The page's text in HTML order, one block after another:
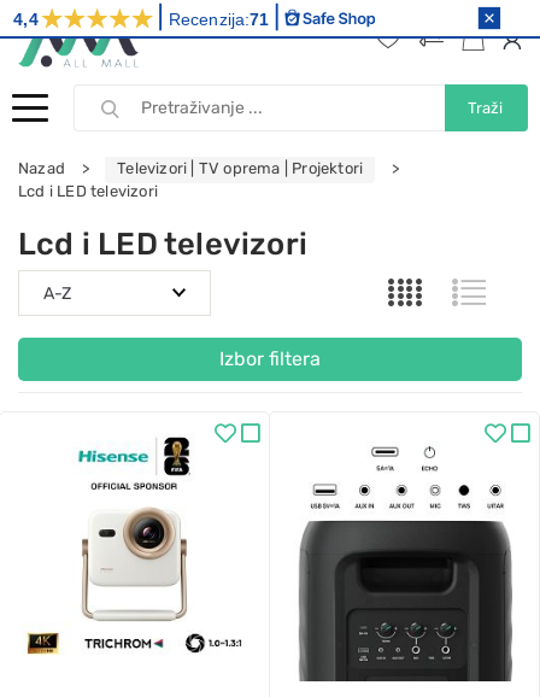
Traži
Nazad
Televizori | TV oprema | Projektori
Lcd i LED televizori
Lcd i LED televizori
Izbor filtera
4,4 Recenzija:71